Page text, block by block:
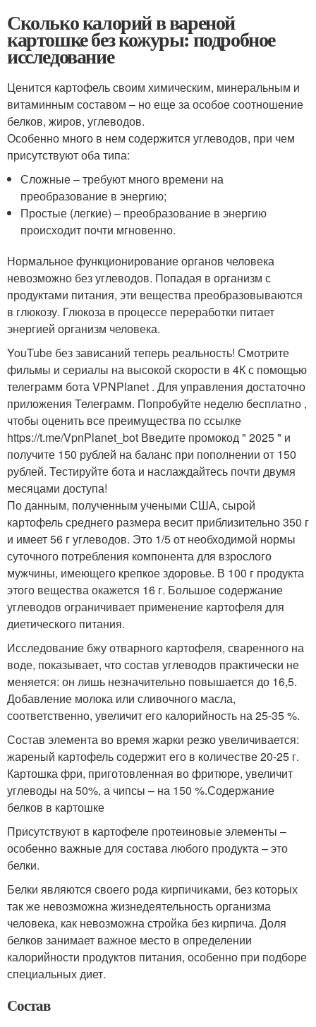
Сколько калорий в вареной
картошке без кожуры: подробное
исследование
Ценится картофель своим химическим, минеральным и
витаминным составом – но еще за особое соотношение
белков, жиров, углеводов.
Особенно много в нем содержится углеводов, при чем
присутствуют оба типа:
Сложные – требуют много времени на
преобразование в энергию;
Простые (легкие) – преобразование в энергию
происходит почти мгновенно.
Нормальное функционирование органов человека
невозможно без углеводов. Попадая в организм с
продуктами питания, эти вещества преобразовываются
в глюкозу. Глюкоза в процессе переработки питает
энергией организм человека.
YouTube без зависаний теперь реальность! Смотрите
фильмы и сериалы на высокой скорости в 4К с помощью
телеграмм бота VPNPlanet . Для управления достаточно
приложения Телеграмм. Попробуйте неделю бесплатно ,
чтобы оценить все преимущества по ссылке
https://t.me/VpnPlanet_bot Введите промокод " 2025 " и
получите 150 рублей на баланс при пополнении от 150
рублей. Тестируйте бота и наслаждайтесь почти двумя
месяцами доступа!
По данным, полученным учеными США, сырой
картофель среднего размера весит приблизительно 350 г
и имеет 56 г углеводов. Это 1/5 от необходимой нормы
суточного потребления компонента для взрослого
мужчины, имеющего крепкое здоровье. В 100 г продукта
этого вещества окажется 16 г. Большое содержание
углеводов ограничивает применение картофеля для
диетического питания.
Исследование бжу отварного картофеля, сваренного на
воде, показывает, что состав углеводов практически не
меняется: он лишь незначительно повышается до 16,5.
Добавление молока или сливочного масла,
соответственно, увеличит его калорийность на 25-35 %.
Состав элемента во время жарки резко увеличивается:
жареный картофель содержит его в количестве 20-25 г.
Картошка фри, приготовленная во фритюре, увеличит
углеводы на 50%, а чипсы – на 150 %.Содержание
белков в картошке
Присутствуют в картофеле протеиновые элементы –
особенно важные для состава любого продукта – это
белки.
Белки являются своего рода кирпичиками, без которых
так же невозможна жизнедеятельность организма
человека, как невозможна стройка без кирпича. Доля
белков занимает важное место в определении
калорийности продуктов питания, особенно при подборе
специальных диет.
Состав